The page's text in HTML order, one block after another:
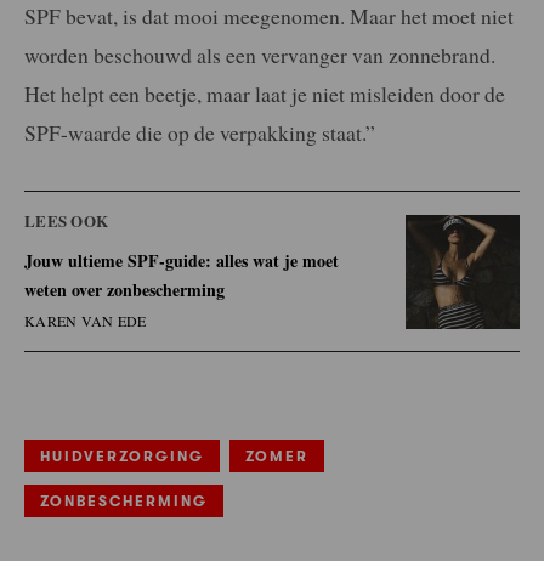
SPF bevat, is dat mooi meegenomen. Maar het moet niet
worden beschouwd als een vervanger van zonnebrand.
Het helpt een beetje, maar laat je niet misleiden door de
SPF-waarde die op de verpakking staat.”
LEES OOK
Jouw ultieme SPF-guide: alles wat je moet
weten over zonbescherming
KAREN VAN EDE
HUIDVERZORGING ZOMER
ZONBESCHERMING